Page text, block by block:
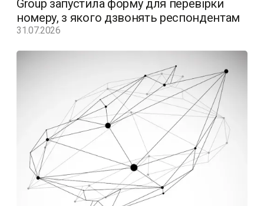
Group запустила форму для перевірки
номеру, з якого дзвонять респондентам
31.07.2026